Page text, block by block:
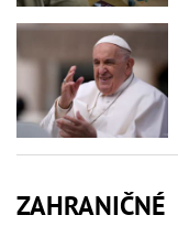
ZAHRANIČNÉ